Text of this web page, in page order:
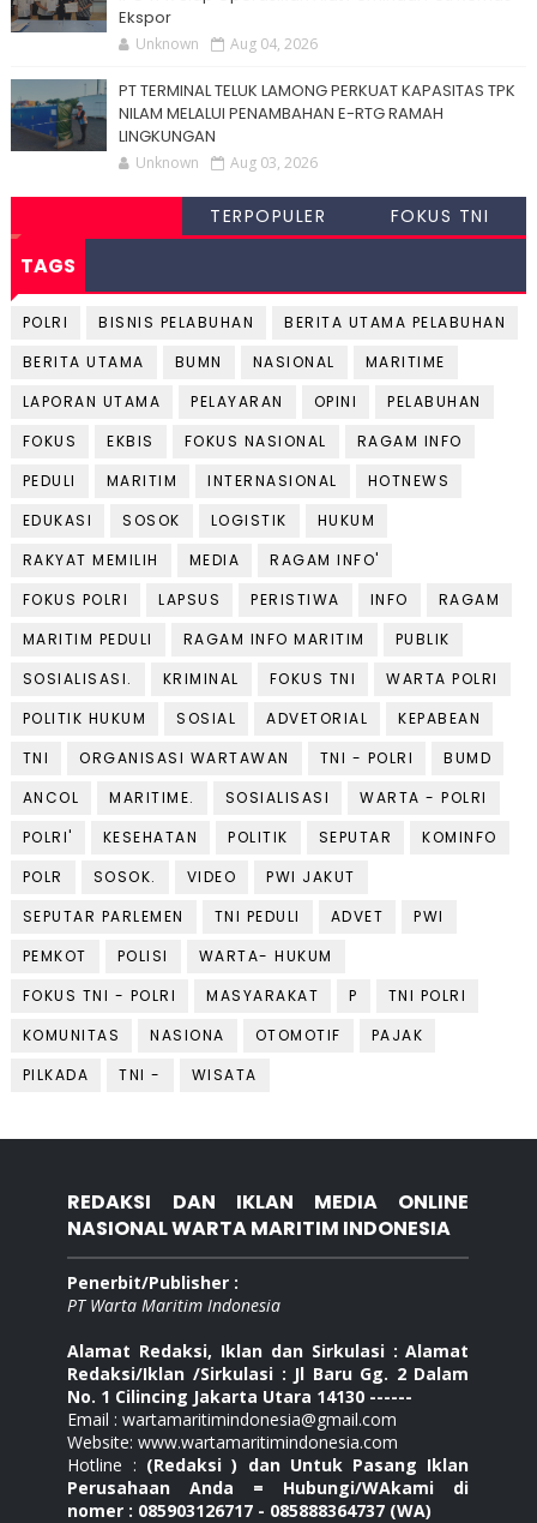
Ekspor
Unknown Aug 04, 2026
PT TERMINAL TELUK LAMONG PERKUAT KAPASITAS TPK
NILAM MELALUI PENAMBAHAN E-RTG RAMAH
LINGKUNGAN
Unknown Aug 03, 2026
TERPOPULER FOKUS TNI
TAGS
POLRI BISNIS PELABUHAN
BERITA UTAMA PELABUHAN
BERITA UTAMA
BUMN NASIONAL
MARITIME
LAPORAN UTAMA
PELAYARAN OPINI
PELABUHAN
FOKUS
EKBIS FOKUS NASIONAL
RAGAM INFO
PEDULI
MARITIM INTERNASIONAL
HOTNEWS
EDUKASI
SOSOK LOGISTIK
HUKUM
RAKYAT MEMILIH
MEDIA
RAGAM INFO'
FOKUS POLRI
LAPSUS PERISTIWA INFO
RAGAM
MARITIM PEDULI
RAGAM INFO MARITIM
PUBLIK
SOSIALISASI.
KRIMINAL FOKUS TNI
WARTA POLRI
POLITIK HUKUM
SOSIAL ADVETORIAL
KEPABEAN
TNI
ORGANISASI WARTAWAN TNI - POLRI
BUMD
ANCOL
MARITIME. SOSIALISASI
WARTA - POLRI
POLRI'
KESEHATAN POLITIK SEPUTAR
KOMINFO
POLR
SOSOK. VIDEO
PWI JAKUT
SEPUTAR PARLEMEN
TNI PEDULI ADVET
PWI
PEMKOT
POLISI
WARTA- HUKUM
FOKUS TNI - POLRI
MASYARAKAT P
TNI POLRI
KOMUNITAS
NASIONA OTOMOTIF
PAJAK
PILKADA
TNI - WISATA
REDAKSI DAN IKLAN MEDIA ONLINE
NASIONAL WARTA MARITIM INDONESIA
Penerbit/Publisher :
PT Warta Maritim Indonesia
Alamat Redaksi, Iklan dan Sirkulasi : Alamat
Redaksi/Iklan /Sirkulasi : Jl Baru Gg. 2 Dalam
No. 1 Cilincing Jakarta Utara 14130 ------
Email : wartamaritimindonesia@gmail.com
Website: www.wartamaritimindonesia.com
Hotline : (Redaksi ) dan Untuk Pasang Iklan
Perusahaan Anda = Hubungi/WAkami di
nomer : 085903126717 - 085888364737 (WA)